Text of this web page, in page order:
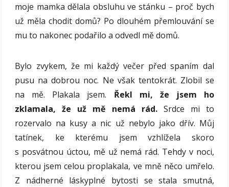
moje mamka dělala obsluhu ve stánku – proč bych
už měla chodit domů? Po dlouhém přemlouvání se
mu to nakonec podařilo a odvedl mě domů.
Bylo zvykem, že mi každý večer před spaním dal
pusu na dobrou noc. Ne však tentokrát. Zlobil se
na mě. Plakala jsem. Řekl mi, že jsem ho
zklamala, že už mě nemá rád.Srdce mi to
rozervalo na kusy a nic už nebylo jako dřív. Můj
tatínek, ke kterému jsem vzhlížela skoro
s posvátnou úctou, mě už nemá rád. Tehdy v noci,
kterou jsem celou proplakala, ve mně něco umřelo.
Z nádherné láskyplné bytosti se stala smutná,